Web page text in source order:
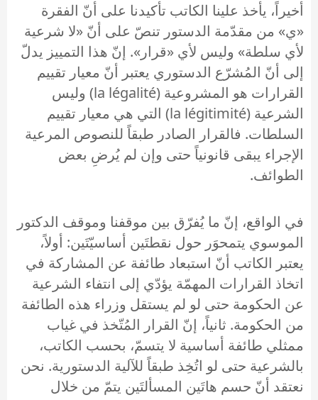
أخيراً، يأخذ علينا الكاتب تأكيدنا على أنّ الفقرة
«ي» من مقدّمة الدستور تنصّ على أنّ «لا شرعية
لأي سلطة» وليس لأي «قرار». إنّ هذا التمييز يدلّ
إلى أنّ المُشرّع الدستوري يعتبر أنّ معيار تقييم
القرارات هو المشروعية (la légalité) وليس
الشرعية (la légitimité) التي هي معيار تقييم
السلطات. فالقرار الصادر طبقاً للنصوص المرعية
الإجراء يبقى قانونياً حتى وإن لم يُرضِ بعض
الطوائف.
في الواقع، إنّ ما يُفرّق بين موقفنا وموقف الدكتور
الموسوي يتمحوَر حول نقطتَين أساسيّتَين: أولاً،
يعتبر الكاتب أنّ استبعاد طائفة عن المشاركة في
اتخاذ القرارات المهمّة يؤدّي إلى انتفاء الشرعية
عن الحكومة حتى لو لم يستقل وزراء هذه الطائفة
من الحكومة. ثانياً، إنّ القرار المُتّخذ في غياب
ممثلي طائفة أساسية لا يتسمّ، بحسب الكاتب،
بالشرعية حتى لو اتُخِذ طبقاً للآلية الدستورية. نحن
نعتقد أنّ حسم هاتَين المسألتَين يتمّ من خلال